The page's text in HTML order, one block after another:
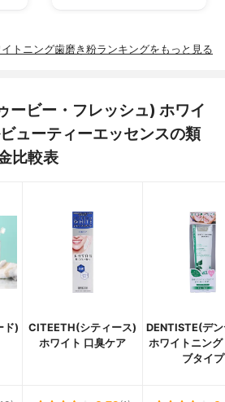
イトニング歯磨き粉ランキングをもっと見る
ービー・フレッシュ) ホワイ
ューティーエッセンスの類
比較表
ド)
CITEETH(シティース)
ホワイト 口臭ケア
DENTISTE(デ
ホワイトニング
ブタイプ